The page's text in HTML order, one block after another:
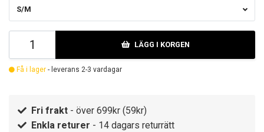
S/M
LÄGG I KORGEN
Få i lager - leverans 2-3 vardagar
Fri frakt - över 699kr (59kr)
Enkla returer - 14 dagars returrätt